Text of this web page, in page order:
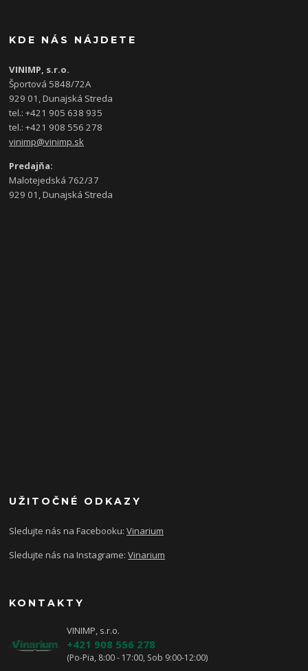
KDE NÁS NÁJDETE
VINIMP, s.r.o.
Športová 5848/72A
929 01, Dunajská Streda
tel.: +421 905 638 935
tel.: +421 908 556 278
vinimp@vinimp.sk
Predajňa:
Malotejedská 762/37
929 01, Dunajská Streda
UŽITOČNÉ ODKAZY
Sledujte nás na Facebooku:Vinarium
Sledujte nás na Instagrame:Vinarium
KONTAKTY
VINIMP, s.r.o.
+421 908 556 278
(Po-Pia, 8:00 - 17:00, Sob 9:00-12:00)